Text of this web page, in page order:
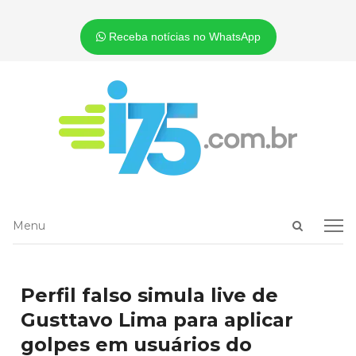
Receba notícias no WhatsApp
Open
Menu
Menu
Perfil falso simula live de
Gusttavo Lima para aplicar
golpes em usuários do